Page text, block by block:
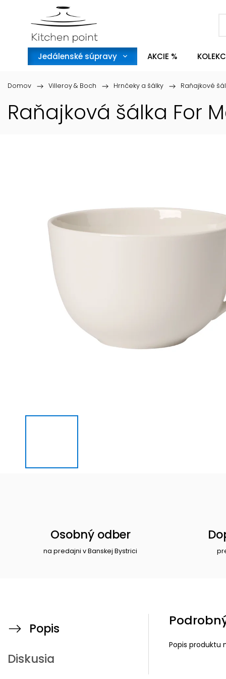
Jedálenské súpravy AKCIE %
Domov / Villeroy & Boch / Hrnčeky a šálky / Raňajkové
Raňajková šálka For
Osobný odber
na predajni v Banskej Bystrici
Popis
Diskusia
Popis produktu